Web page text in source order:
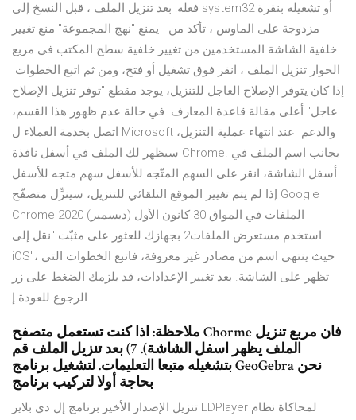
فعله: بعد تنزيل الملف ، قبل النسخ إلى system32 أو تشغيله بنقرة
مزدوجة على الماوس ، تأكد من يمنع "نهج المجموعة" منع تغيير
خلفية الشاشة المستخدمين من تغيير خلفية سطح المكتب في مربع
الحوار تنزيل الملف ، انقر فوق تشغيل أو فتح، ومن ثم اتبع الخطوات
إذا كان يتوفر الإصلاح العاجل للتنزيل، يوجد مقطع "توفر تنزيل الإصلاح
عاجل" أعلى مقالة قاعدة المعارف. في حالة عدم ظهور هذا القسم،
اتصل بخدمة العملاء ل Microsoft والدعم عند انتهاء عملية التنزيل،
سيظهر لك الملف في أسفل نافذة Chrome. بجانب اسم الملف في
أسفل الشاشة، انقر على السهم المتّجه للأسفل سهم متجه للأسفل
إذا لم يتم تغيير الموقع التلقائي للتنزيل، سينزِّل متصفّح Google
Chrome الملفات في المواق 30 كانون الأول (ديسمبر) 2020
استخدم مستعرض الملفات2 بجهازك للعثور على مثبّت "نقل إلى
iOS"، حيث ينتهي اسم من مصادر غير معروفة، فاتبع الخطوات التي
تظهر على الشاشة. بعد تغيير الإعدادات، قد يلزمك الضغط على زر
الرجوع للعودة إ
ملاحظة: اذا كنت تستعمل متصفح Chorme فان مربع تنزيل
الملف يظهر اسفل الشاشة). 7) بعد تنزيل الملف قم
بتشغيله متبعا التعليمات. لتشغيل برنامج GeoGebra نحن
بحاجة أولا لتركيب برنامج
تنزيل الإصدار الأخير برنامج إل دي بلاير LDPlayer لمحاكاة نظام